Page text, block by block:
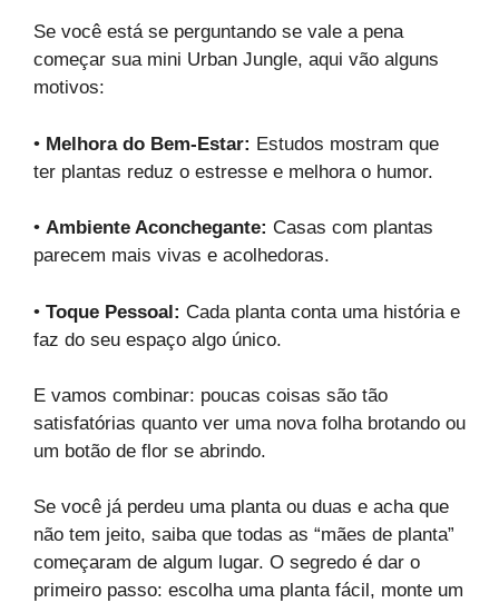
Se você está se perguntando se vale a pena
começar sua mini Urban Jungle, aqui vão alguns
motivos:
• Melhora do Bem-Estar: Estudos mostram que
ter plantas reduz o estresse e melhora o humor.
• Ambiente Aconchegante: Casas com plantas
parecem mais vivas e acolhedoras.
• Toque Pessoal: Cada planta conta uma história e
faz do seu espaço algo único.
E vamos combinar: poucas coisas são tão
satisfatórias quanto ver uma nova folha brotando ou
um botão de flor se abrindo.
Se você já perdeu uma planta ou duas e acha que
não tem jeito, saiba que todas as “mães de planta”
começaram de algum lugar. O segredo é dar o
primeiro passo: escolha uma planta fácil, monte um